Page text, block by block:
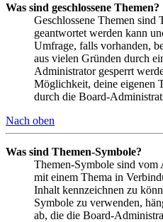
Was sind geschlossene Themen?
Geschlossene Themen sind
geantwortet werden kann
Umfrage, falls vorhanden,
aus vielen Gründen durch
Administrator gesperrt
Möglichkeit, deine eigenen
durch die Board-
Nach oben
Was sind Themen-Symbole?
Themen-Symbole sind vom
mit einem Thema in
Inhalt kennzeichnen zu
Symbole zu verwenden,
ab, die die Board-